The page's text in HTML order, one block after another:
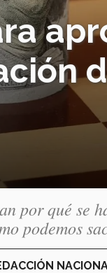
por qué se
podemos